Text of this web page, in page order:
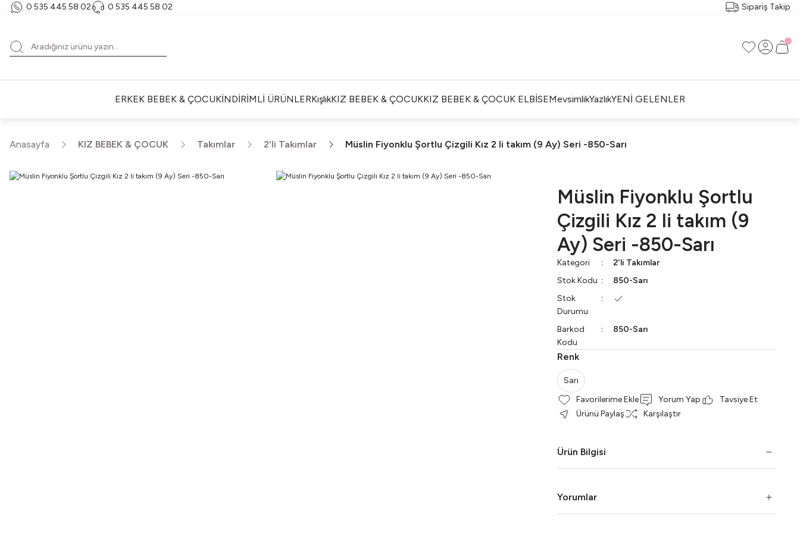
0 535 445 58 02‬ ‪0 535 445 58 02‬
Satışlarımız Toptandır !. Minumum 20 Seridir !. Toptan
Sipariş Takip
ERKEK BEBEK & ÇOCUKİNDİRİMLİ ÜRÜNLERKışlıkKIZ BEBEK & ÇOCUKKIZ BEBEK & ÇOCUK ELBİSEMevsimlikYazlıkYENİ GELENLER
Anasayfa KIZ BEBEK & ÇOCUK Takımlar 2'li Takımlar Müslin Fiyonklu Şortlu Çizgili Kız 2 li takım (9 Ay) Seri -850-Sarı
Müslin Fiyonklu Şortlu
Çizgili Kız 2 li takım (9
Ay) Seri -850-Sarı
Kategori
2'li Takımlar
Stok Kodu
850-Sarı
Stok
Durumu
Barkod
Kodu
850-Sarı
Renk
Sarı
Yorum Yap
Tavsiye Et
Ürünü Paylaş
Karşılaştır
Ürün Bilgisi
Yorumlar